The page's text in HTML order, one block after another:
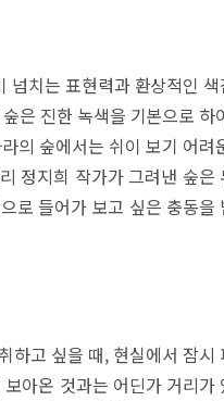
넘치는 표현력과 환상적인 색
은 진한 녹색을 기본으로 하
의 숲에서는 쉬이 보기 어려
정지희 작가가 그려낸 숲은
로 들어가 보고 싶은 충동을
하고 싶을 때, 현실에서 잠시
아온 것과는 어딘가 거리가